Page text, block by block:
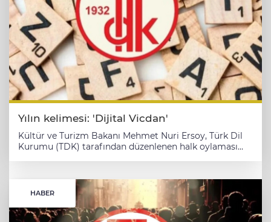
Yılın kelimesi: 'Dijital Vicdan'
Kültür ve Turizm Bakanı Mehmet Nuri Ersoy, Türk Dil
Kurumu (TDK) tarafından düzenlenen halk oylaması
ve Turizm Bakanı Mehmet Nuri Ersoy, Türk Dil
Kurumu’nun (TDK) organize ettiği süreç neticesinde
2025 yılının kelimesi/kavramının “dijital vicdan”
olduğunu açıkladı. Yaklaşık 300 bin kişinin oy verdiği bu
HABER